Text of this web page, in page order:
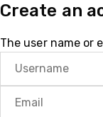
Create an
The user name or